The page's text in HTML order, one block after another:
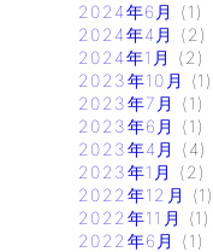
2024年6月
(1)
2024年4月
(2)
2024年1月
(2)
2023年10月
(1)
2023年7月
(1)
2023年6月
(1)
2023年4月
(4)
2023年1月
(2)
2022年12月
(1)
2022年11月
(1)
2022年6月
(1)